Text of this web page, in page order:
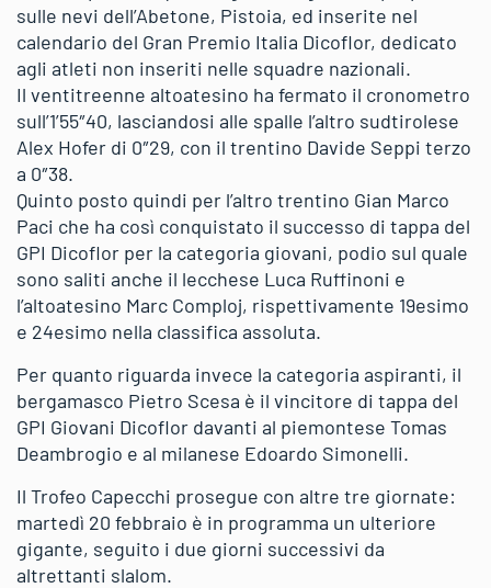
sulle nevi dell’Abetone, Pistoia, ed inserite nel
calendario del Gran Premio Italia Dicoflor, dedicato
agli atleti non inseriti nelle squadre nazionali.
Il ventitreenne altoatesino ha fermato il cronometro
sull’1’55″40, lasciandosi alle spalle l’altro sudtirolese
Alex Hofer di 0″29, con il trentino Davide Seppi terzo
a 0″38.
Quinto posto quindi per l’altro trentino Gian Marco
Paci che ha così conquistato il successo di tappa del
GPI Dicoflor per la categoria giovani, podio sul quale
sono saliti anche il lecchese Luca Ruffinoni e
l’altoatesino Marc Comploj, rispettivamente 19esimo
e 24esimo nella classifica assoluta.
Per quanto riguarda invece la categoria aspiranti, il
bergamasco Pietro Scesa è il vincitore di tappa del
GPI Giovani Dicoflor davanti al piemontese Tomas
Deambrogio e al milanese Edoardo Simonelli.
Il Trofeo Capecchi prosegue con altre tre giornate:
martedì 20 febbraio è in programma un ulteriore
gigante, seguito i due giorni successivi da
altrettanti slalom.